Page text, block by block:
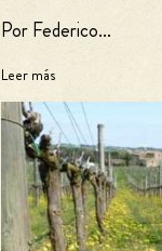
Por Federico...
Leer más